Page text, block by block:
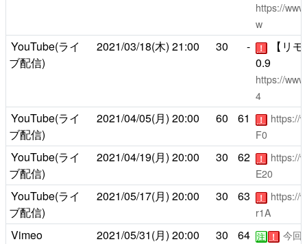
https://
w
YouTube(ライ
ブ配信)
2021/03/18(木) 21:00 30 - ！
【リ
0.9
https://
4
YouTube(ライ
ブ配信)
2021/04/05(月) 20:00 60 61 ！
https://
F0
YouTube(ライ
ブ配信)
2021/04/19(月) 20:00 30 62 ！
https://
E20
YouTube(ライ
ブ配信)
2021/05/17(月) 20:00 30 63 ！
https://
r1A
Vimeo 2021/05/31(月) 20:00 30 64 注 ！
今回